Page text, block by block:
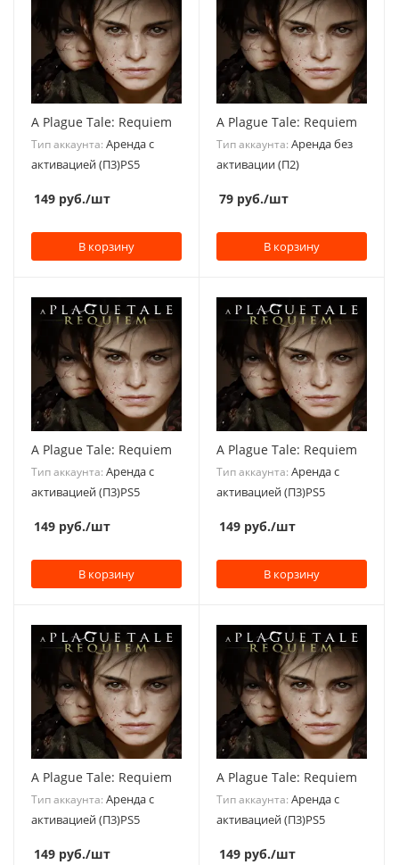
A Plague Tale: Requiem
Тип аккаунта: Аренда с
активацией (П3)PS5
149 руб./шт
В корзину
A Plague Tale: Requiem
Тип аккаунта: Аренда без
активации (П2)
79 руб./шт
В корзину
A Plague Tale: Requiem
Тип аккаунта: Аренда с
активацией (П3)PS5
149 руб./шт
В корзину
A Plague Tale: Requiem
Тип аккаунта: Аренда с
активацией (П3)PS5
149 руб./шт
В корзину
A Plague Tale: Requiem
Тип аккаунта: Аренда с
активацией (П3)PS5
149 руб./шт
A Plague Tale: Requiem
Тип аккаунта: Аренда с
активацией (П3)PS5
149 руб./шт